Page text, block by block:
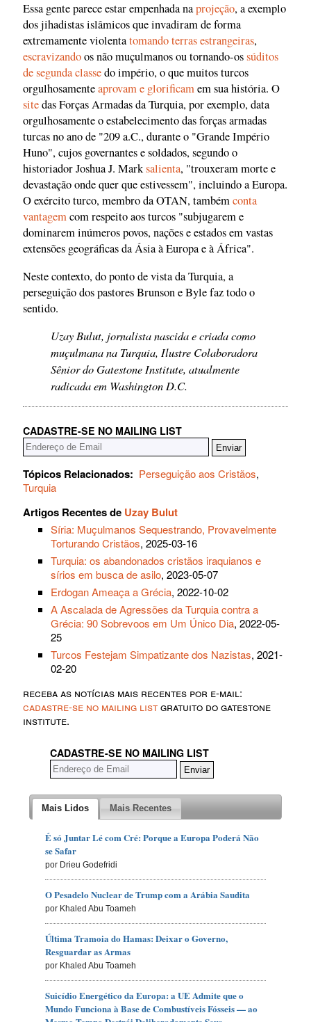
Essa gente parece estar empenhada naprojeção, a exemplo
dos jihadistas islâmicos que invadiram de forma
extremamente violentatomando terras estrangeiras,
escravizandoos não muçulmanos ou tornando-ossúditos
de segunda classedo império, o que muitos turcos
orgulhosamenteaprovam e glorificamem sua história. O
sitedas Forças Armadas da Turquia, por exemplo, data
orgulhosamente o estabelecimento das forças armadas
turcas no ano de "209 a.C., durante o "Grande Império
Huno", cujos governantes e soldados, segundo o
historiador Joshua J. Marksalienta, "trouxeram morte e
devastação onde quer que estivessem", incluindo a Europa.
O exército turco, membro da OTAN, tambémconta
vantagemcom respeito aos turcos "subjugarem e
dominarem inúmeros povos, nações e estados em vastas
extensões geográficas da Ásia à Europa e à África".
Neste contexto, do ponto de vista da Turquia, a
perseguição dos pastores Brunson e Byle faz todo o
sentido.
Uzay Bulut, jornalista nascida e criada como
muçulmana na Turquia, Ilustre Colaboradora
Sênior do Gatestone Institute, atualmente
radicada em Washington D.C.
CADASTRE-SE NO MAILING LIST
Tópicos Relacionados: Perseguição aos Cristãos,
Turquia
Artigos Recentes de Uzay Bulut
Síria: Muçulmanos Sequestrando, Provavelmente
Torturando Cristãos, 2025-03-16
Turquia: os abandonados cristãos iraquianos e
sírios em busca de asilo, 2023-05-07
Erdogan Ameaça a Grécia, 2022-10-02
A Ascalada de Agressões da Turquia contra a
Grécia: 90 Sobrevoos em Um Único Dia, 2022-05-
25
Turcos Festejam Simpatizante dos Nazistas, 2021-
02-20
receba as notícias mais recentes por e-mail:
cadastre-se no mailing listgratuito do gatestone
institute.
CADASTRE-SE NO MAILING LIST
Mais Lidos Mais Recentes
É só Juntar Lé com Cré: Porque a Europa Poderá Não
se Safar
por Drieu Godefridi
O Pesadelo Nuclear de Trump com a Arábia Saudita
por Khaled Abu Toameh
Última Tramoia do Hamas: Deixar o Governo,
Resguardar as Armas
por Khaled Abu Toameh
Suicídio Energético da Europa: a UE Admite que o
Mundo Funciona à Base de Combustíveis Fósseis — ao